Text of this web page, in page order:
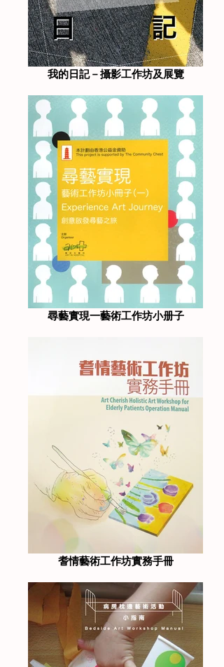
我的日記－攝影工作坊及展覽
尋藝實現一藝術工作坊小册子
耆情藝術工作坊實務手冊